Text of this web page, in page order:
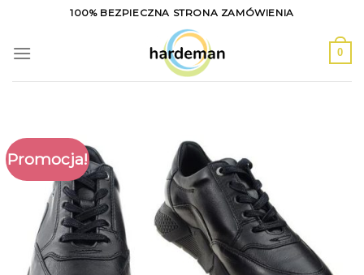
content
100% BEZPIECZNA STRONA ZAMÓWIENIA
0
Promocja!